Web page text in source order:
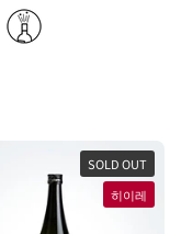
SOLD OUT
히이레